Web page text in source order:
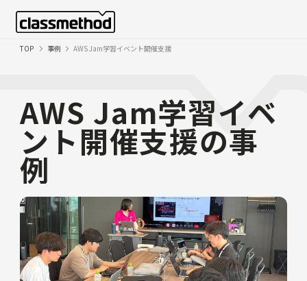
TOP 事例 AWS Jam学習イベント開催支援
AWS Jam学習イベ
ント開催支援の事
例